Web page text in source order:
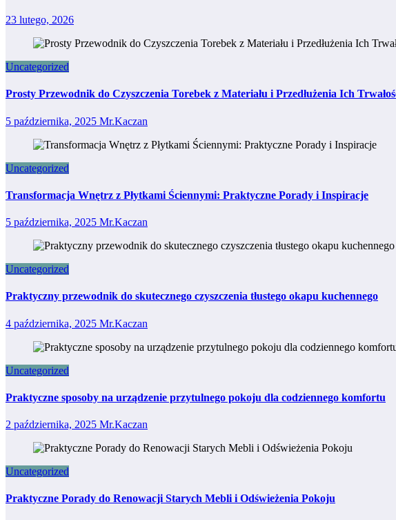
23 lutego, 2026
Uncategorized
Prosty Przewodnik do Czyszczenia Torebek z Materiału i Przedłużenia Ich
5 października, 2025 Mr.Kaczan
Uncategorized
Transformacja Wnętrz z Płytkami Ściennymi: Praktyczne Porady i Inspiracje
5 października, 2025 Mr.Kaczan
Uncategorized
Praktyczny przewodnik do skutecznego czyszczenia tłustego okapu kuchennego
4 października, 2025 Mr.Kaczan
Uncategorized
Praktyczne sposoby na urządzenie przytulnego pokoju dla codziennego komfortu
2 października, 2025 Mr.Kaczan
Uncategorized
Praktyczne Porady do Renowacji Starych Mebli i Odświeżenia Pokoju